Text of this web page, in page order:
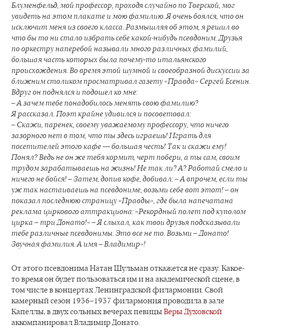
Блуменфельд, мой профессор, проходя случайно по Тверской, мог
увидеть на этом плакате и мою фамилию. Я очень боялся, что он
исключит меня из своего класса. Размышляя об этом, я решил во
что бы то ни стало избрать себе какой-нибудь псевдоним. Друзья
по оркестру наперебой называли много различных фамилий,
большая часть которых была почему-то итальянского
происхождения. Во время этой шумной и своеобразной дискуссии за
ближним столиком просматривал газету «Правда» Сергей Есенин.
Вдруг он поднялся и подошел ко мне:
– А зачем тебе понадобилось менять свою фамилию?
Я рассказал. Поэт крайне удивился и посоветовал:
– Скажи, паренек, своему уважаемому профессору, что ничего
зазорного нет в том, что ты здесь играешь! Играть для
посетителей этого кафе — большая честь! Так и скажи ему!
Понял? Ведь не он же тебя кормит, черт побери, а ты сам, своим
трудом зарабатываешь на жизнь! Не так ли? А? Работай смело и
ничего не бойся! – Затем, допив кофе, добивал: – А впрочем, если ты
уж так настаиваешь на псевдониме, возьми себе вот этот! – он
показал последнюю страницу «Правды», где была напечатана
реклама циркового аттракциона: «Рекордный полет под куполом
цирка – три Донато!» – Я слыхал, как твои друзья подсказывали
тебе различные псевдонимы. Это все не то. Возьми – Донато!
Звучная фамилия. А имя – Владимир»!
От этого псевдонима Натан Шульман откажется не сразу. Какое-
то время он будет пользоваться им и на академической сцене, в
том числе в концертах Ленинградской филармонии. Свой
камерный сезон 1936–1937 филармония проводила в зале
Капеллы, в двух сольных вечерах певицы Веры Духовской
аккомпанировал Владимир Донато.